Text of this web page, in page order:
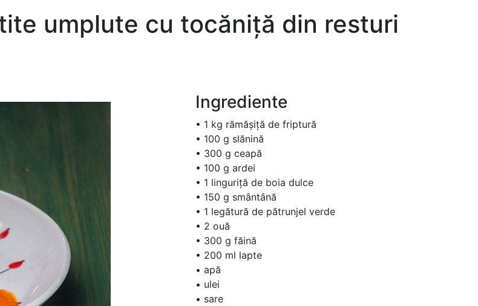
umplute cu tocăniță din resturi
Ingrediente
• 1 kg rămășiță de friptură
• 100 g slănină
• 300 g ceapă
• 100 g ardei
• 1 linguriță de boia dulce
• 150 g smântână
• 1 legătură de pătrunjel verde
• 2 ouă
• 300 g făină
• 200 ml lapte
• apă
• ulei
• sare